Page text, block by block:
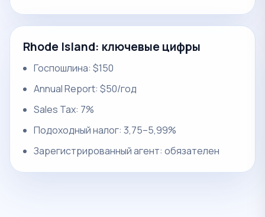
Rhode Island: ключевые цифры
Госпошлина: $150
Annual Report: $50/год
Sales Tax: 7%
Подоходный налог: 3,75–5,99%
Зарегистрированный агент: обязателен